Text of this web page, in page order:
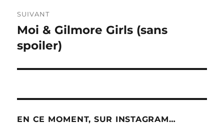
SUIVANT
Publication
suivante :
Moi & Gilmore Girls (sans
spoiler)
EN CE MOMENT, SUR INSTAGRAM…